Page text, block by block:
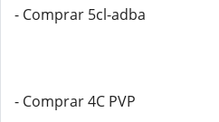
- Comprar 5cl-adba
- Comprar 4C PVP